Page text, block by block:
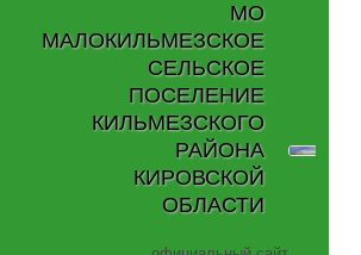
МО
МАЛОКИЛЬМЕЗСКОЕ
СЕЛЬСКОЕ
ПОСЕЛЕНИЕ
КИЛЬМЕЗСКОГО
РАЙОНА
КИРОВСКОЙ
ОБЛАСТИ